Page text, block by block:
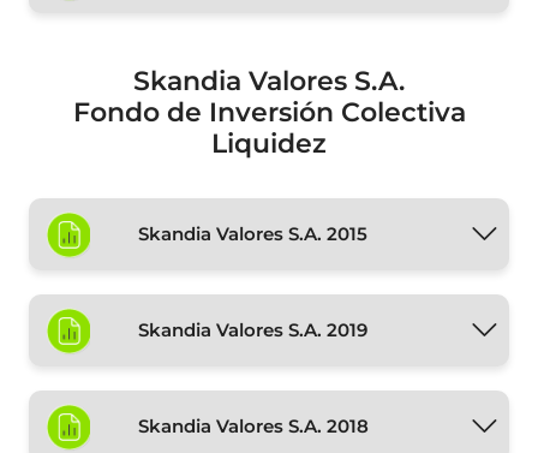
Skandia Valores S.A.
Fondo de Inversión Colectiva
Liquidez
Skandia Valores S.A. 2015
Skandia Valores S.A. 2019
Skandia Valores S.A. 2018